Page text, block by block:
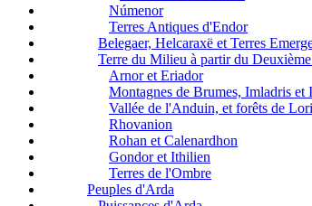
Númenor
Terres Antiques d'Endor
Belegaer, Helcaraxë et Terres
Terre du Milieu à partir du
Arnor et Eriador
Montagnes de Brumes, Imladris et
Vallée de l'Anduin, et forêts de
Rhovanion
Rohan et Calenardhon
Gondor et Ithilien
Terres de l'Ombre
Peuples d'Arda